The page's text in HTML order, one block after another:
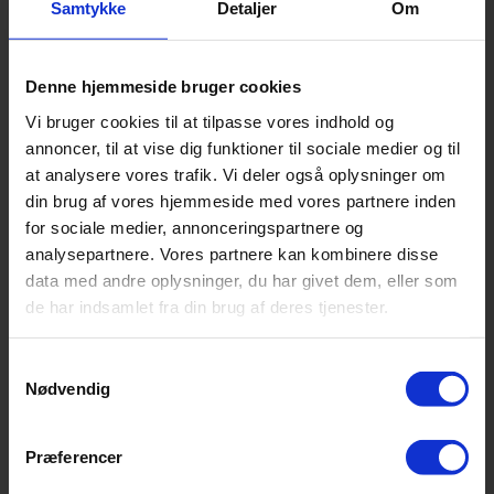
Samtykke Detaljer Om
Denne hjemmeside bruger cookies
Vi bruger cookies til at tilpasse vores indhold og
annoncer, til at vise dig funktioner til sociale medier og til
at analysere vores trafik. Vi deler også oplysninger om
din brug af vores hjemmeside med vores partnere inden
for sociale medier, annonceringspartnere og
analysepartnere. Vores partnere kan kombinere disse
data med andre oplysninger, du har givet dem, eller som
de har indsamlet fra din brug af deres tjenester.
Nødvendig
Præferencer